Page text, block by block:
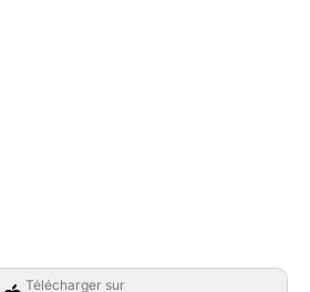
Télécharger sur